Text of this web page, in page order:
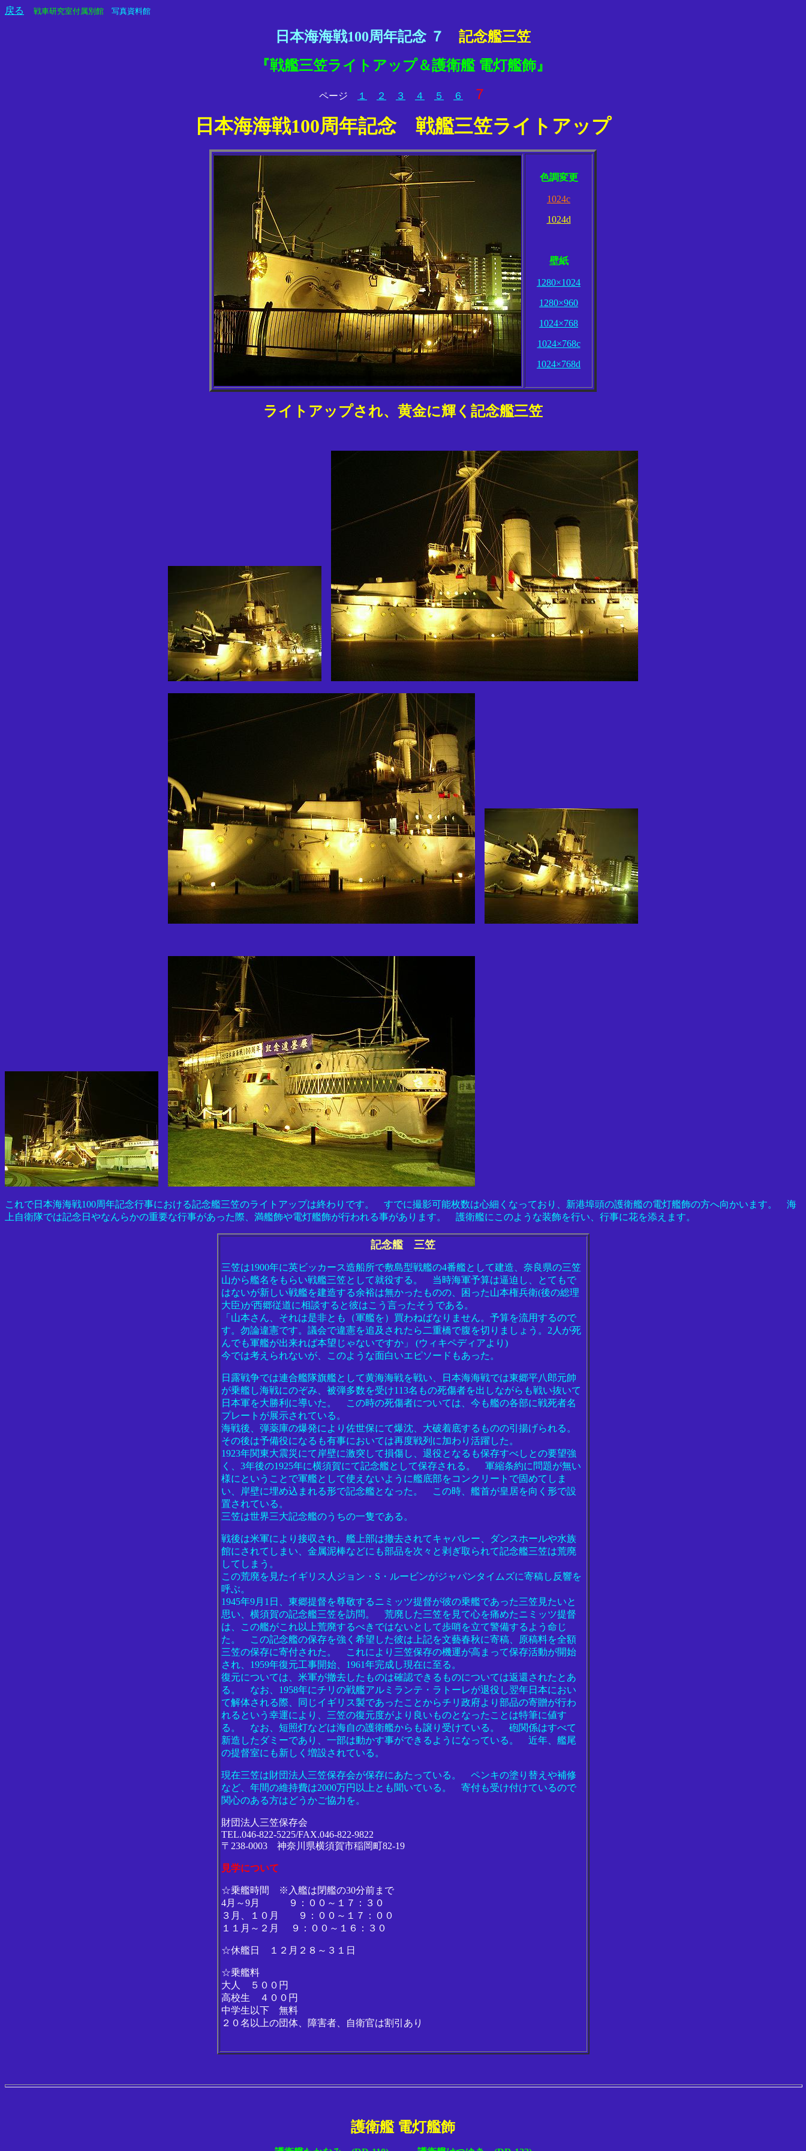
戻る 戦車研究室付属別館 写真資料館
日本海海戦100周年記念 ７ 記念艦三笠
『戦艦三笠ライトアップ＆護衛艦 電灯艦飾』
ページ １ ２ ３ ４ ５ ６ ７
日本海海戦100周年記念 戦艦三笠ライトアップ
色調変更
1024c
1024d
壁紙
1280×1024
1280×960
1024×768
1024×768c
1024×768d
ライトアップされ、黄金に輝く記念艦三笠
これで日本海海戦100周年記念行事における記念艦三笠のライトアップは終わりです。 すでに撮影可能枚数は心細くなっており、新港埠頭の護衛艦の電灯艦飾の方へ向かいます。 海
上自衛隊では記念日やなんらかの重要な行事があった際、満艦飾や電灯艦飾が行われる事があります。 護衛艦にこのような装飾を行い、行事に花を添えます。
記念艦 三笠
三笠は1900年に英ビッカース造船所で敷島型戦艦の4番艦として建造、奈良県の三笠
山から艦名をもらい戦艦三笠として就役する。 当時海軍予算は逼迫し、とてもで
はないが新しい戦艦を建造する余裕は無かったものの、困った山本権兵衛(後の総理
大臣)が西郷従道に相談すると彼はこう言ったそうである。
「山本さん、それは是非とも（軍艦を）買わねばなりません。予算を流用するので
す。勿論違憲です。議会で違憲を追及されたら二重橋で腹を切りましょう。2人が死
んでも軍艦が出来れば本望じゃないですか」 (ウィキペディアより)
今では考えられないが、このような面白いエピソードもあった。
日露戦争では連合艦隊旗艦として黄海海戦を戦い、日本海海戦では東郷平八郎元帥
が乗艦し海戦にのぞみ、被弾多数を受け113名もの死傷者を出しながらも戦い抜いて
日本軍を大勝利に導いた。 この時の死傷者については、今も艦の各部に戦死者名
プレートが展示されている。
海戦後、弾薬庫の爆発により佐世保にて爆沈、大破着底するものの引揚げられる。
その後は予備役になるも有事においては再度戦列に加わり活躍した。
1923年関東大震災にて岸壁に激突して損傷し、退役となるも保存すべしとの要望強
く、3年後の1925年に横須賀にて記念艦として保存される。 軍縮条約に問題が無い
様にということで軍艦として使えないように艦底部をコンクリートで固めてしま
い、岸壁に埋め込まれる形で記念艦となった。 この時、艦首が皇居を向く形で設
置されている。
三笠は世界三大記念艦のうちの一隻である。
戦後は米軍により接収され、艦上部は撤去されてキャバレー、ダンスホールや水族
館にされてしまい、金属泥棒などにも部品を次々と剥ぎ取られて記念艦三笠は荒廃
してしまう。
この荒廃を見たイギリス人ジョン・S・ルービンがジャパンタイムズに寄稿し反響を
呼ぶ。
1945年9月1日、東郷提督を尊敬するニミッツ提督が彼の乗艦であった三笠見たいと
思い、横須賀の記念艦三笠を訪問。 荒廃した三笠を見て心を痛めたニミッツ提督
は、この艦がこれ以上荒廃するべきではないとして歩哨を立て警備するよう命じ
た。 この記念艦の保存を強く希望した彼は上記を文藝春秋に寄稿、原稿料を全額
三笠の保存に寄付された。 これにより三笠保存の機運が高まって保存活動が開始
され、1959年復元工事開始、1961年完成し現在に至る。
復元については、米軍が撤去したものは確認できるものについては返還されたとあ
る。 なお、1958年にチリの戦艦アルミランテ・ラトーレが退役し翌年日本におい
て解体される際、同じイギリス製であったことからチリ政府より部品の寄贈が行わ
れるという幸運により、三笠の復元度がより良いものとなったことは特筆に値す
る。 なお、短照灯などは海自の護衛艦からも譲り受けている。 砲関係はすべて
新造したダミーであり、一部は動かす事ができるようになっている。 近年、艦尾
の提督室にも新しく増設されている。
現在三笠は財団法人三笠保存会が保存にあたっている。 ペンキの塗り替えや補修
など、年間の維持費は2000万円以上とも聞いている。 寄付も受け付けているので
関心のある方はどうかご協力を。
財団法人三笠保存会
TEL.046-822-5225/FAX.046-822-9822
〒238-0003 神奈川県横須賀市稲岡町82-19
見学について
☆乗艦時間 ※入艦は閉艦の30分前まで
4月～9月 ９：００～１７：３０
３月、１０月 ９：００～１７：００
１１月～２月 ９：００～１６：３０
☆休艦日 １２月２８～３１日
☆乗艦料
大人 ５００円
高校生 ４００円
中学生以下 無料
２０名以上の団体、障害者、自衛官は割引あり
護衛艦 電灯艦飾